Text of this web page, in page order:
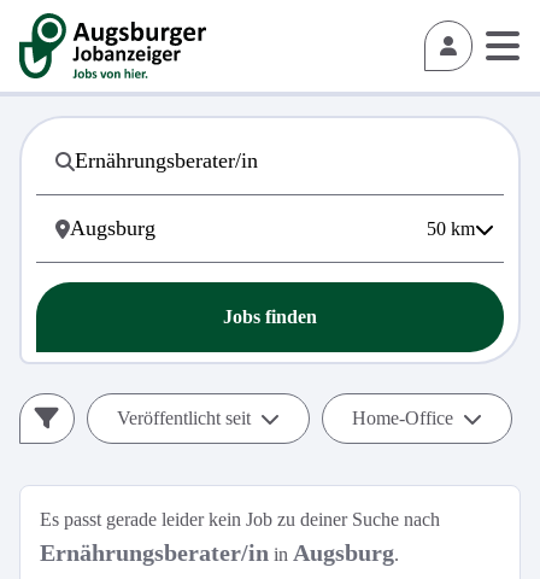
50 km
Jobs finden
Veröffentlicht seit Home-Office
Es passt gerade leider kein Job zu deiner Suche nach
Ernährungsberater/in in Augsburg.